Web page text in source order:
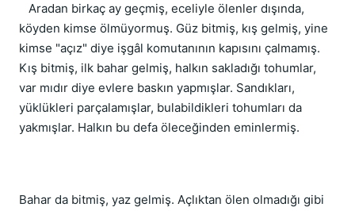
Aradan birkaç ay geçmiş, eceliyle ölenler dışında,
köyden kimse ölmüyormuş. Güz bitmiş, kış gelmiş, yine
kimse "açız" diye işgâl komutanının kapısını çalmamış.
Kış bitmiş, ilk bahar gelmiş, halkın sakladığı tohumlar,
var mıdır diye evlere baskın yapmışlar. Sandıkları,
yüklükleri parçalamışlar, bulabildikleri tohumları da
yakmışlar. Halkın bu defa öleceğinden eminlermiş.
Bahar da bitmiş, yaz gelmiş. Açlıktan ölen olmadığı gibi